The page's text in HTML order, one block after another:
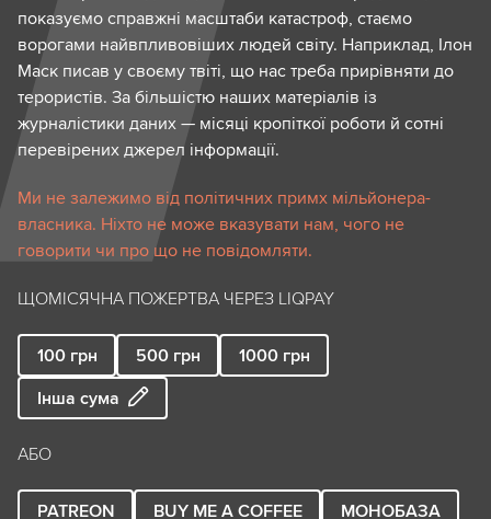
показуємо справжні масштаби катастроф, стаємо
ворогами найвпливовіших людей світу. Наприклад, Ілон
Маск писав у своєму твіті, що нас треба прирівняти до
терористів. За більшістю наших матеріалів із
журналістики даних — місяці кропіткої роботи й сотні
перевірених джерел інформації.
Ми не залежимо від політичних примх мільйонера-
власника. Ніхто не може вказувати нам, чого не
говорити чи про що не повідомляти.
ЩОМІСЯЧНА ПОЖЕРТВА ЧЕРЕЗ LIQPAY
100 грн 500 грн 1000 грн
Інша сума
АБО
PATREON BUY ME A COFFEE
МОНОБАЗА